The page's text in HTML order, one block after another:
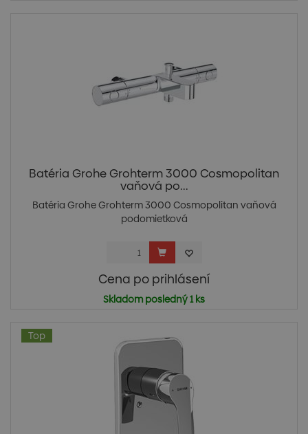
Batéria Grohe Grohterm 3000 Cosmopolitan
vaňová po...
Batéria Grohe Grohterm 3000 Cosmopolitan vaňová
podomietková
Cena po prihlásení
Skladom posledný 1 ks
Top